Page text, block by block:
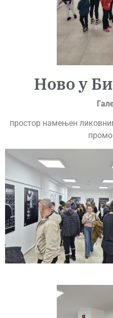
Ново у
простор намењен